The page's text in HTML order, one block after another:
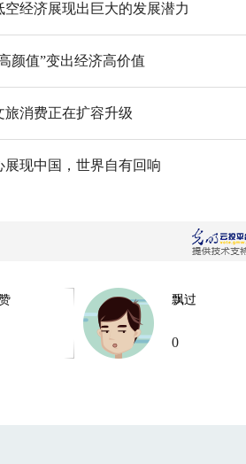
空经济展现出巨大的发展潜力
颜值”变出经济高价值
旅消费正在扩容升级
展现中国，世界自有回响
飘过
0